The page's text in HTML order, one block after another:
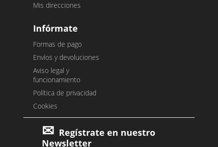
Mis direcciones
Infórmate
Formas de pago
Envíos y devoluciones
Aviso legal y
funcionamiento
Política de privacidad
Cookies
Regístrate en nuestro
Newsletter